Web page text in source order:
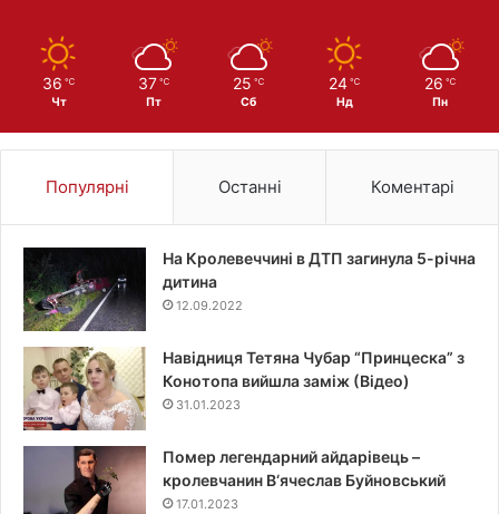
36 ℃
Чт
37 ℃
Пт
25 ℃
Сб
24 ℃
Нд
26 ℃
Пн
Популярні Останні Коментарі
На Кролевеччині в ДТП загинула 5-річна
дитина
12.09.2022
Навідниця Тетяна Чубар “Принцеска” з
Конотопа вийшла заміж (Відео)
31.01.2023
Помер легендарний айдарівець –
кролевчанин В‘ячеслав Буйновський
17.01.2023